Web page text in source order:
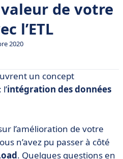
de votre
l’ETL
2020
votre entreprise
d’ETL
un concept
intégration des données
l’amélioration de votre
n’avez pu passer à côté
. Quelques questions en